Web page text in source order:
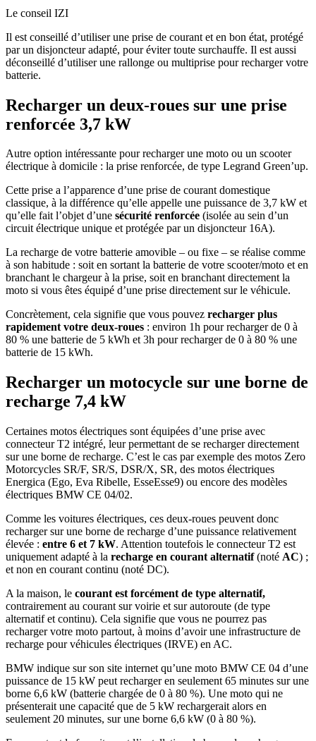
Le conseil IZI
Il est conseillé d’utiliser une prise de courant et en bon état, protégé
par un disjoncteur adapté, pour éviter toute surchauffe. Il est aussi
déconseillé d’utiliser une rallonge ou multiprise pour recharger votre
batterie.
Recharger un deux-roues sur une prise
renforcée 3,7 kW
Autre option intéressante pour recharger une moto ou un scooter
électrique à domicile : la prise renforcée, de type Legrand Green’up.
Cette prise a l’apparence d’une prise de courant domestique
classique, à la différence qu’elle appelle une puissance de 3,7 kW et
qu’elle fait l’objet d’une sécurité renforcée (isolée au sein d’un
circuit électrique unique et protégée par un disjoncteur 16A).
La recharge de votre batterie amovible – ou fixe – se réalise comme
à son habitude : soit en sortant la batterie de votre scooter/moto et en
branchant le chargeur à la prise, soit en branchant directement la
moto si vous êtes équipé d’une prise directement sur le véhicule.
Concrètement, cela signifie que vous pouvez recharger plus
rapidement votre deux-roues : environ 1h pour recharger de 0 à
80 % une batterie de 5 kWh et 3h pour recharger de 0 à 80 % une
batterie de 15 kWh.
Recharger un motocycle sur une borne de
recharge 7,4 kW
Certaines motos électriques sont équipées d’une prise avec
connecteur T2 intégré, leur permettant de se recharger directement
sur une borne de recharge. C’est le cas par exemple des motos Zero
Motorcycles SR/F, SR/S, DSR/X, SR, des motos électriques
Energica (Ego, Eva Ribelle, EsseEsse9) ou encore des modèles
électriques BMW CE 04/02.
Comme les voitures électriques, ces deux-roues peuvent donc
recharger sur une borne de recharge d’une puissance relativement
élevée : entre 6 et 7 kW. Attention toutefois le connecteur T2 est
uniquement adapté à la recharge en courant alternatif(noté AC) ;
et non en courant continu (noté DC).
A la maison, le courant est forcément de type alternatif,
contrairement au courant sur voirie et sur autoroute (de type
alternatif et continu). Cela signifie que vous ne pourrez pas
recharger votre moto partout, à moins d’avoir une infrastructure de
recharge pour véhicules électriques (IRVE) en AC.
BMW indique sur son site internet qu’une moto BMW CE 04 d’une
puissance de 15 kW peut recharger en seulement 65 minutes sur une
borne 6,6 kW (batterie chargée de 0 à 80 %). Une moto qui ne
présenterait une capacité que de 5 kW rechargerait alors en
seulement 20 minutes, sur une borne 6,6 kW (0 à 80 %).